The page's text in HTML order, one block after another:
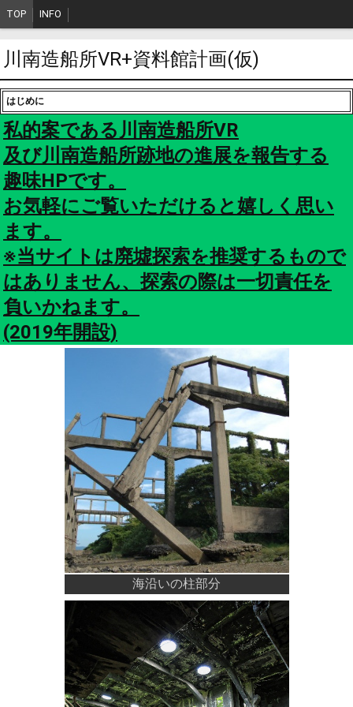
TOP INFO
川南造船所VR+資料館計画(仮)
はじめに
私的案である川南造船所VR
及び川南造船所跡地の進展を報告する
趣味HPです。
お気軽にご覧いただけると嬉しく思い
ます。
※当サイトは廃墟探索を推奨するもので
はありません、探索の際は一切責任を
負いかねます。
(2019年開設)
海沿いの柱部分